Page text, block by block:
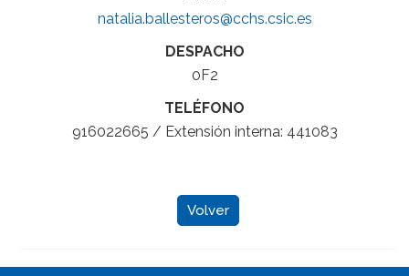
natalia.ballesteros@cchs.csic.es
DESPACHO
0F2
TELÉFONO
916022665 / Extensión interna: 441083
Volver